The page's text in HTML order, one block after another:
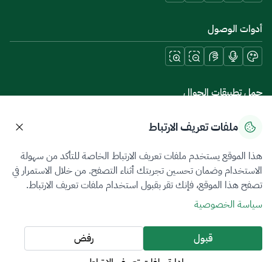
أدوات الوصول
حمل تطبيقات الجوال
سياسة الخصوصيةشروط الاستخدامخريطة الموقع
جميع الحقوق محفوظة 2026 © ZATCA.GOV.SA
تم تطويره وصيانته بواسطة هيئة الزكاة والضريبة والجمارك
آخر تحديث للموقع في
ملفات تعريف الارتباط
هذا الموقع يستخدم ملفات تعريف الارتباط الخاصة للتأكد من سهولة
الاستخدام وضمان تحسين تجربتك أثناء التصفح. من خلال الاستمرار في
تصفح هذا الموقع، فإنك تقر بقبول استخدام ملفات تعريف الارتباط.
سياسة الخصوصية
قبول
رفض